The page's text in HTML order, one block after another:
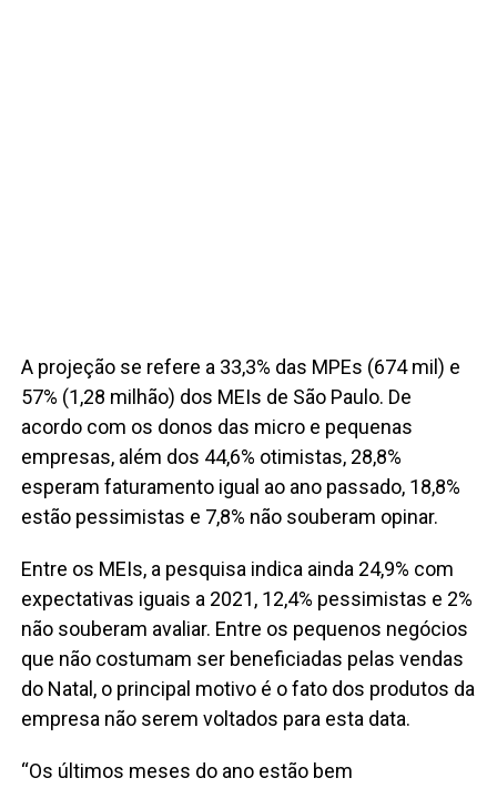
A projeção se refere a 33,3% das MPEs (674 mil) e
57% (1,28 milhão) dos MEIs de São Paulo. De
acordo com os donos das micro e pequenas
empresas, além dos 44,6% otimistas, 28,8%
esperam faturamento igual ao ano passado, 18,8%
estão pessimistas e 7,8% não souberam opinar.
Entre os MEIs, a pesquisa indica ainda 24,9% com
expectativas iguais a 2021, 12,4% pessimistas e 2%
não souberam avaliar. Entre os pequenos negócios
que não costumam ser beneficiadas pelas vendas
do Natal, o principal motivo é o fato dos produtos da
empresa não serem voltados para esta data.
“Os últimos meses do ano estão bem